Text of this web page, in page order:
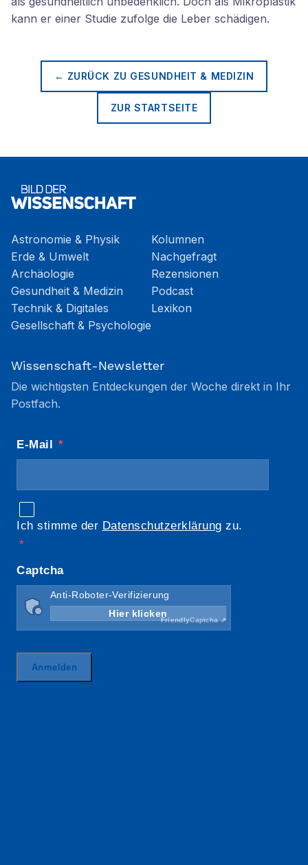
kann er einer Studie zufolge die Leber schädigen.
← ZURÜCK ZU GESUNDHEIT & MEDIZIN
ZUR STARTSEITE
Astronomie & Physik
Erde & Umwelt
Archäologie
Gesundheit & Medizin
Technik & Digitales
Gesellschaft & Psychologie
Kolumnen
Nachgefragt
Rezensionen
Podcast
Lexikon
Wissenschaft-Newsletter
Die wichtigsten Entdeckungen der Woche direkt in Ihr
Postfach.